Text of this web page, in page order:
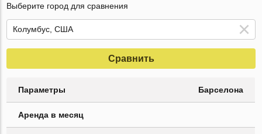
Выберите город для сравнения
Сравнить
Параметры Барселона
Аренда в месяц